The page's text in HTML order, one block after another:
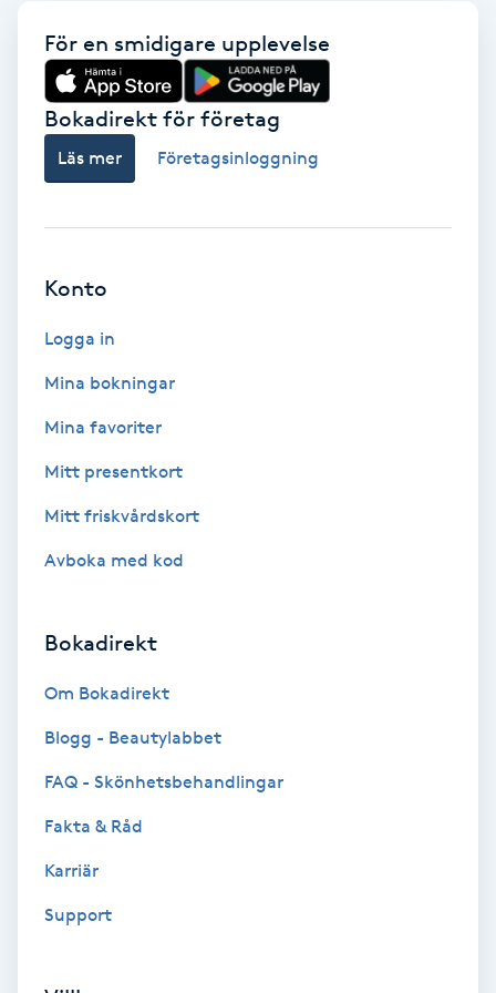
Babylights
Balayage
Bambumassage
Barber
Barnklippning
BIAB
Bottenfärg
Coachning
För en smidigare upplevelse
Bokadirekt för företag
Läs mer Företagsinloggning
Konto
Logga in
Mina bokningar
Mina favoriter
Mitt presentkort
Mitt friskvårdskort
Avboka med kod
Bokadirekt
Om Bokadirekt
Blogg - Beautylabbet
FAQ - Skönhetsbehandlingar
Fakta & Råd
Karriär
Support